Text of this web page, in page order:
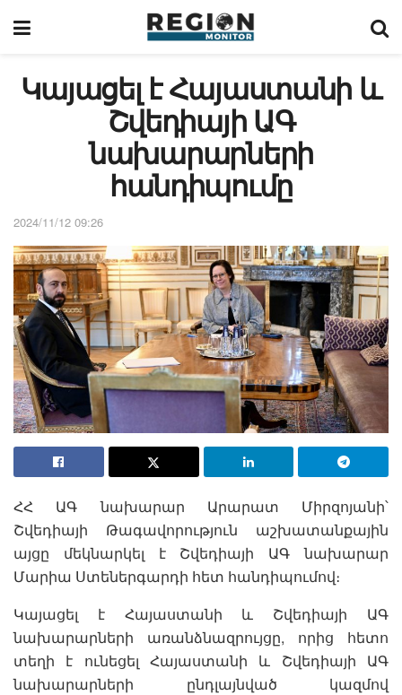
Կայացել է Հայաստանի և
Շվեդիայի ԱԳ
նախարարների
հանդիպումը
2024/11/12 09:26
ՀՀ ԱԳ նախարար Արարատ Միրզոյանի՝
Շվեդիայի Թագավորություն աշխատանքային
այցը մեկնարկել է Շվեդիայի ԱԳ նախարար
Մարիա Ստեներգարդի հետ հանդիպումով։
Կայացել է Հայաստանի և Շվեդիայի ԱԳ
նախարարների առանձնազրույցը, որից հետո
տեղի է ունեցել Հայաստանի և Շվեդիայի ԱԳ
նախարարների ընդլայնված կազմով